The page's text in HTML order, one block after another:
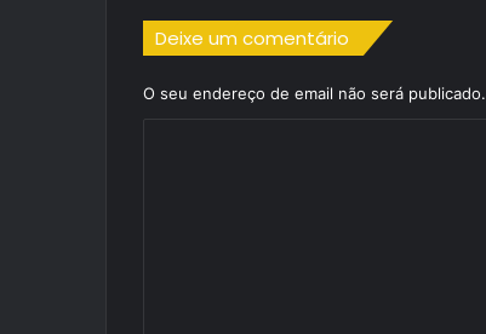
Deixe um comentário
O seu endereço de email não será publicado.